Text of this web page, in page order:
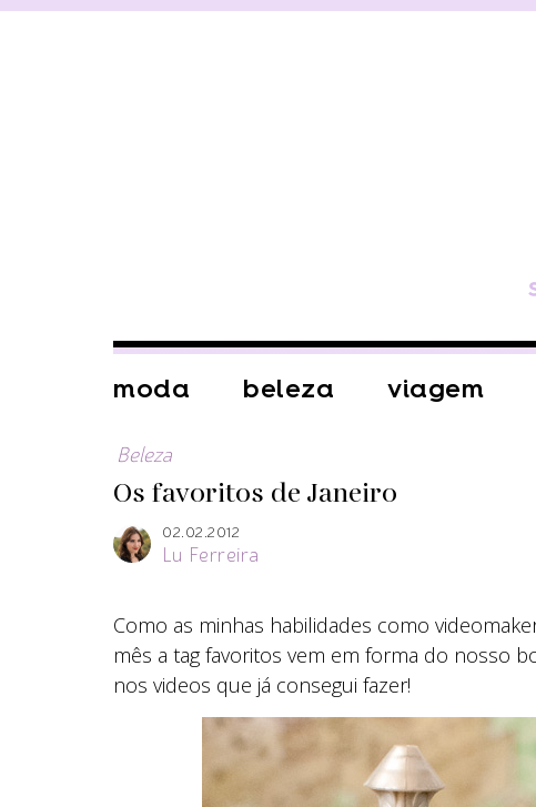
moda beleza viagem
Beleza
Os favoritos de Janeiro
02.02.2012
Lu Ferreira
Como as minhas habilidades como
mês a tag favoritos vem em forma do nosso
nos videos que já consegui fazer!